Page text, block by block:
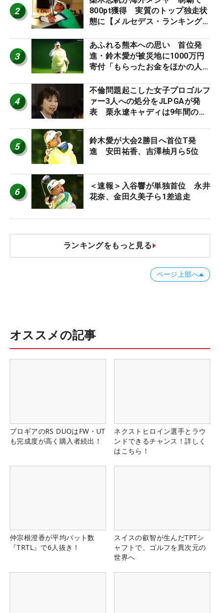
2
800pt獲得 実質のトップ独走状
態に【メルセデス・ランキング番
3
あふれる熊本への思い 首位発
進・鈴木愛が被災地に1000万円
寄付「もらったお金をほかの人
4
不倫問題起こした女子プロゴルフ
ァー3人への処分をJLPGAが発
表 栗永遼キャディは9年間の立
5
鈴木愛が大会2勝目へ首位T発
進 安田祐香、吉澤柚月ら5位
6
＜速報＞入谷響が単独首位 永井
花奈、金田久美子ら1差追走
ランキングをもっと見る
ページ上部へ
オススメの記事
プロギアのRS DUOはFW・UT
も完成度が高く購入者続出！
ネクストヒロイン選手とラウ
ンドできるチャンス！詳しく
はこちら！
仲宗根澄香が平均パット数
『TRTL』で6人抜き！
スイスの叡智が生んだTPTシ
ャフトで、ゴルフを異次元の
世界へ